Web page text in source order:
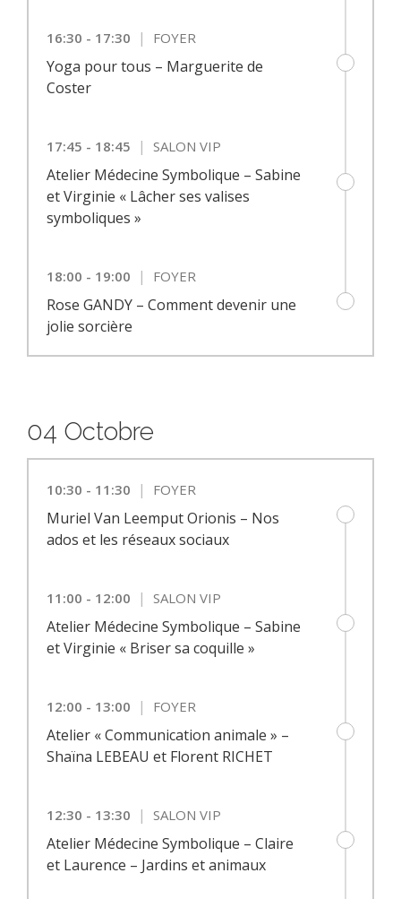
16:30 - 17:30 | FOYER
Yoga pour tous – Marguerite de
Coster
17:45 - 18:45 | SALON VIP
Atelier Médecine Symbolique – Sabine
et Virginie « Lâcher ses valises
symboliques »
18:00 - 19:00 | FOYER
Rose GANDY – Comment devenir une
jolie sorcière
04 Octobre
10:30 - 11:30 | FOYER
Muriel Van Leemput Orionis – Nos
ados et les réseaux sociaux
11:00 - 12:00 | SALON VIP
Atelier Médecine Symbolique – Sabine
et Virginie « Briser sa coquille »
12:00 - 13:00 | FOYER
Atelier « Communication animale » –
Shaïna LEBEAU et Florent RICHET
12:30 - 13:30 | SALON VIP
Atelier Médecine Symbolique – Claire
et Laurence – Jardins et animaux